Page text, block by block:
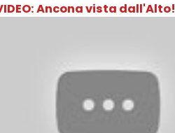
Ancona vista dall'Alto!